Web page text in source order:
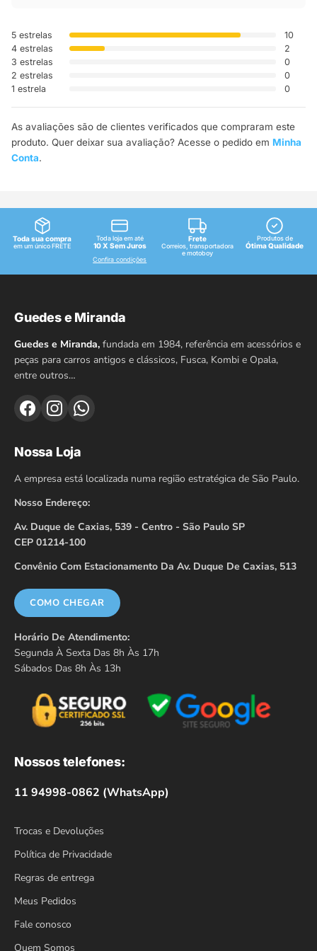
5 estrelas
10
4 estrelas
2
3 estrelas
0
2 estrelas
0
1 estrela
0
As avaliações são de clientes verificados que compraram este
produto. Quer deixar sua avaliação? Acesse o pedido em Minha
Conta.
Toda sua compra
em um único FRETE
Toda loja em até
10 X Sem Juros
Confira condições
Frete
Correios, transportadora
e motoboy
Produtos de
Ótima Qualidade
Guedes e Miranda
Guedes e Miranda, fundada em 1984, referência em acessórios e
peças para carros antigos e clássicos, Fusca, Kombi e Opala,
entre outros…
Nossa Loja
A empresa está localizada numa região estratégica de São Paulo.
Nosso Endereço:
Av. Duque de Caxias, 539 - Centro - São Paulo SP
CEP 01214-100
Convênio Com Estacionamento Da Av. Duque De Caxias, 513
COMO CHEGAR
Horário De Atendimento:
Segunda À Sexta Das 8h Às 17h
Sábados Das 8h Às 13h
Nossos telefones:
11 94998-0862 (WhatsApp)
Trocas e Devoluções
Política de Privacidade
Regras de entrega
Meus Pedidos
Fale conosco
Quem Somos